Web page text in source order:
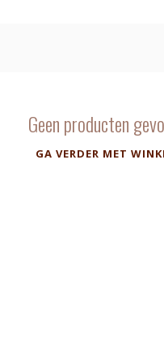
Geen producten
GA VERDER MET